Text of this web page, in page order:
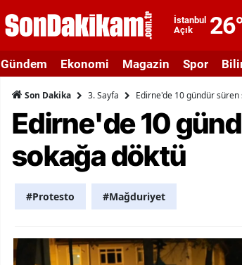
İstanbul
Açık
26°
Adıyaman
Ağrı
Artvin
Gündem Ekonomi Magazin Spor
Son Dakika 3. Sayfa Edirne'de 10 gündür
Edirne'de 10
sokağa döktü
#Protesto #Mağduriyet